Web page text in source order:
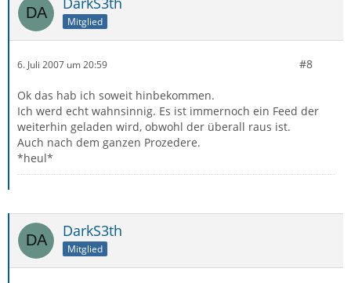
Mitglied
6. Juli 2007 um 20:59 #8
Ok das hab ich soweit hinbekommen.
Ich werd echt wahnsinnig. Es ist immernoch ein Feed der
weiterhin geladen wird, obwohl der überall raus ist.
Auch nach dem ganzen Prozedere.
*heul*
DarkS3th
Mitglied